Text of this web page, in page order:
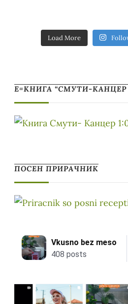
Load More
Е=КНИГА “СМУТИ-КАНЦЕР
ПОСЕН ПРИРАЧНИК